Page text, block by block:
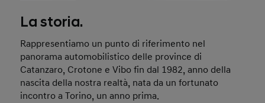
La storia.
Rappresentiamo un punto di riferimento nel
panorama automobilistico delle province di
Catanzaro, Crotone e Vibo fin dal 1982, anno della
nascita della nostra realtà, nata da un fortunato
incontro a Torino, un anno prima.